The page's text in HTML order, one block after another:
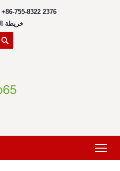
+86-755-8322 2376
خريطة
